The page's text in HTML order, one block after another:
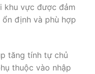
khu vực được đảm
ổn định và phù hợp
tăng tính tự chủ
thuộc vào nhập